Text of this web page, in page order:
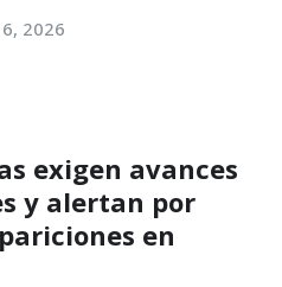
2026
exigen avances
y alertan por
en